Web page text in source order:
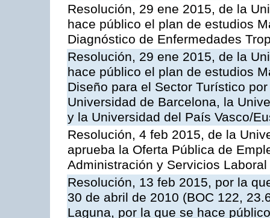
Resolución, 29 ene 2015, de la
hace público el plan de estudios
Diagnóstico de Enfermedades
Resolución, 29 ene 2015, de la
hace público el plan de estudios
Diseño para el Sector Turístico
Universidad de Barcelona, la
y la Universidad del País Vasco/
Resolución, 4 feb 2015, de la
aprueba la Oferta Pública de
Administración y Servicios Laboral
Resolución, 13 feb 2015, por la
30 de abril de 2010 (BOC 122,
Laguna, por la que se hace